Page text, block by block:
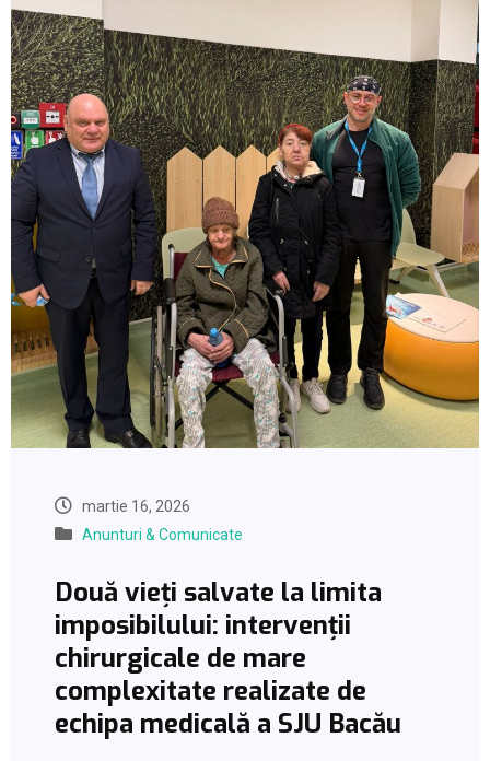
martie 16, 2026
Anunturi & Comunicate
Două vieți salvate la limita
imposibilului: intervenții
chirurgicale de mare
complexitate realizate de
echipa medicală a SJU Bacău